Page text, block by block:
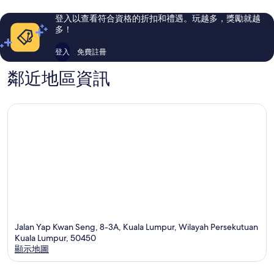
中
心
評
論
評
論
登入以查看符合資格的折扣和禮遇。玩越多，獎勵就越
多！
登入 免費註冊
鄰近地區資訊
Jalan Yap Kwan Seng, 8-3A, Kuala Lumpur, Wilayah Persekutuan
Kuala Lumpur, 50450
顯示地圖